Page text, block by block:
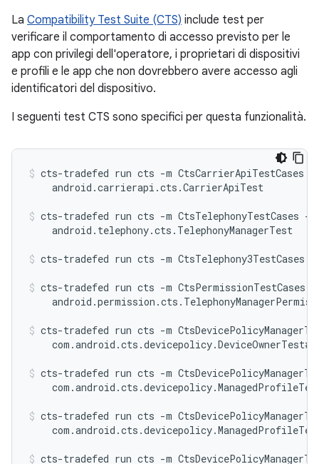
La Compatibility Test Suite (CTS) include test per
verificare il comportamento di accesso previsto per le
app con privilegi dell'operatore, i proprietari di dispositivi
e profili e le app che non dovrebbero avere accesso agli
identificatori del dispositivo.
I seguenti test CTS sono specifici per questa funzionalità.
cts-tradefed run cts -m CtsCarrierApiTestCases
    android.carrierapi.cts.CarrierApiTest
cts-tradefed run cts -m CtsTelephonyTestCases -t
    android.telephony.cts.TelephonyManagerTest
cts-tradefed run cts -m CtsTelephony3TestCases
cts-tradefed run cts -m CtsPermissionTestCases
cts-tradefed run cts -m
cts-tradefed run cts -m
cts-tradefed run cts -m
cts-tradefed run cts -m